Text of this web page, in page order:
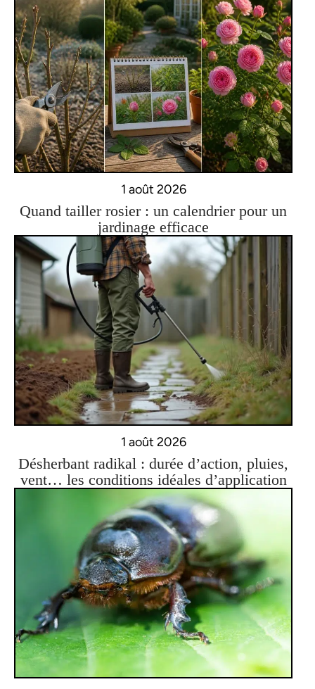
1 août 2026
Quand tailler rosier : un calendrier pour un
jardinage efficace
1 août 2026
Désherbant radikal : durée d’action, pluies,
vent… les conditions idéales d’application